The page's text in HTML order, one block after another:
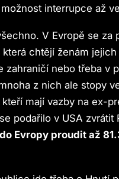
interrupce až
V Evropě se za
která chtějí ženám
zahraničí nebo třeba v
z nich ale stopy
mají vazby na ex-
podařilo v USA zvrátit
Evropy proudit až